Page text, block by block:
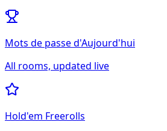
Mots de passe d'Aujourd'hui
All rooms, updated live
Hold'em Freerolls